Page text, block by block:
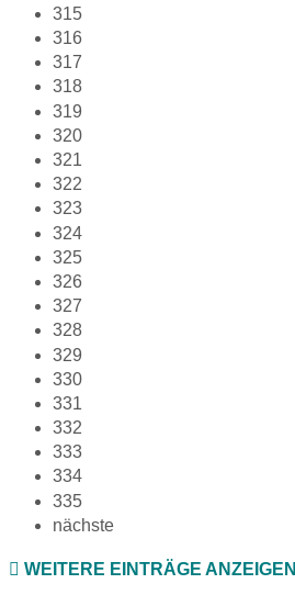
315
316
317
318
319
320
321
322
323
324
325
326
327
328
329
330
331
332
333
334
335
nächste
WEITERE EINTRÄGE ANZEIGEN